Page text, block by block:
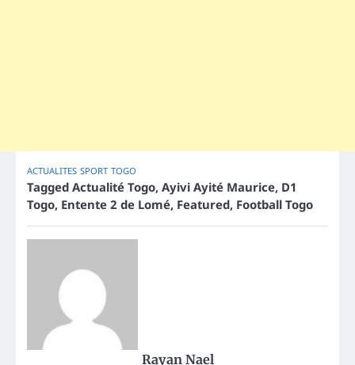
ACTUALITES SPORT TOGO
Tagged Actualité Togo, Ayivi Ayité Maurice, D1
Togo, Entente 2 de Lomé, Featured, Football Togo
Rayan Nael